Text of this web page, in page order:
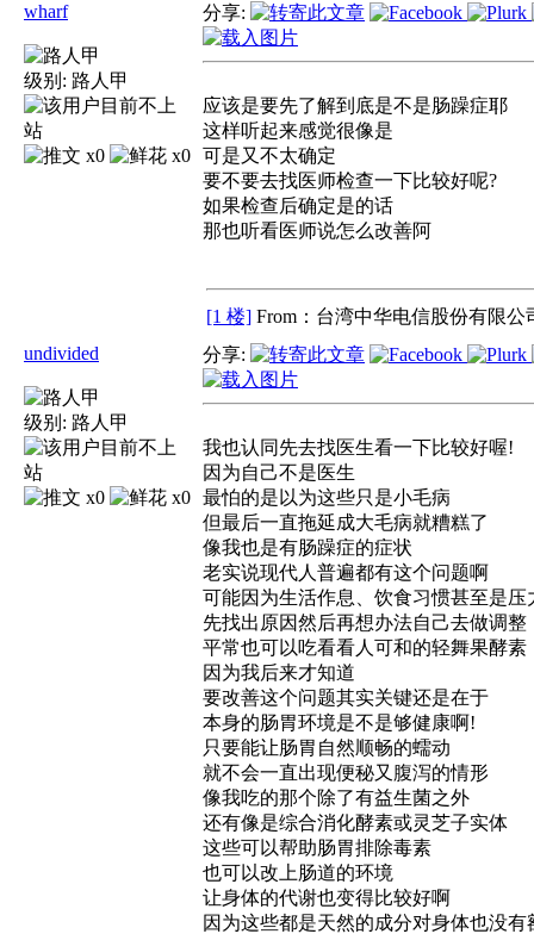
wharf
级别: 路人甲
x0 x0
分享:
应该是要先了解到底是不是肠躁症耶
这样听起来感觉很像是
可是又不太确定
要不要去找医师检查一下比较好呢?
如果检查后确定是的话
那也听看医师说怎么改善阿
[1 楼] From：台湾中华电信股份有限公
undivided
级别: 路人甲
x0 x0
分享:
我也认同先去找医生看一下比较好喔!
因为自己不是医生
最怕的是以为这些只是小毛病
但最后一直拖延成大毛病就糟糕了
像我也是有肠躁症的症状
老实说现代人普遍都有这个问题啊
可能因为生活作息、饮食习惯甚至是压
先找出原因然后再想办法自己去做调整
平常也可以吃看看人可和的轻舞果酵素
因为我后来才知道
要改善这个问题其实关键还是在于
本身的肠胃环境是不是够健康啊!
只要能让肠胃自然顺畅的蠕动
就不会一直出现便秘又腹泻的情形
像我吃的那个除了有益生菌之外
还有像是综合消化酵素或灵芝子实体
这些可以帮助肠胃排除毒素
也可以改上肠道的环境
让身体的代谢也变得比较好啊
因为这些都是天然的成分对身体也没有